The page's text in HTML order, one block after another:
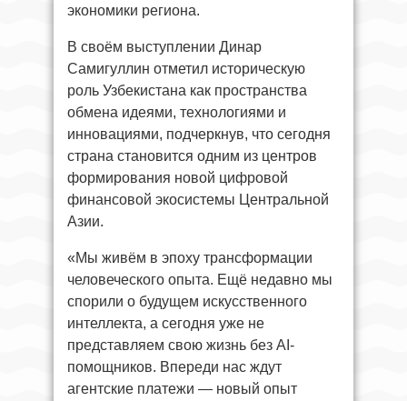
экономики региона.
В своём выступлении Динар
Самигуллин отметил историческую
роль Узбекистана как пространства
обмена идеями, технологиями и
инновациями, подчеркнув, что сегодня
страна становится одним из центров
формирования новой цифровой
финансовой экосистемы Центральной
Азии.
«Мы живём в эпоху трансформации
человеческого опыта. Ещё недавно мы
спорили о будущем искусственного
интеллекта, а сегодня уже не
представляем свою жизнь без AI-
помощников. Впереди нас ждут
агентские платежи — новый опыт